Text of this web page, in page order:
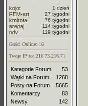
kojot 1 dzień
FEM-art 27 tygodni
kmirota 76 tygodni
arepaj 114 tygodni
ndv 119 tygodni
Gości Online: 16
Twoje IP to: 216.73.216.71
Kategorie Forum
53
Wątki na Forum
1268
Posty na Forum
5665
Komentarzy
83
Newsy
142